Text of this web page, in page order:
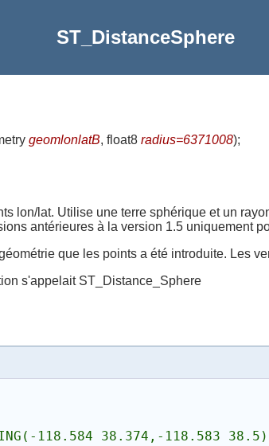
ST_DistanceSphere
geomlonlatB, float8 radius=6371008);
lon/lat. Utilise une terre sphérique et un
antérieures à la version 1.5 uniquement
que les points a été introduite. Les
s'appelait ST_Distance_Sphere
118.584 38.374,-118.583 38.5)